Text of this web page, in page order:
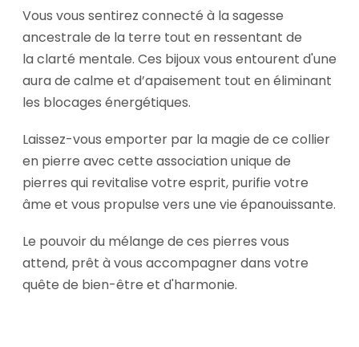
Vous vous sentirez connecté à la sagesse
ancestrale de la terre tout en ressentant de
la clarté mentale. Ces bijoux vous entourent d'une
aura de calme et d’apaisement tout en éliminant
les blocages énergétiques.
Laissez-vous emporter par la magie de ce collier
en pierre avec cette association unique de
pierres qui revitalise votre esprit, purifie votre
âme et vous propulse vers une vie épanouissante.
Le pouvoir du mélange de ces pierres vous
attend, prêt à vous accompagner dans votre
quête de bien-être et d'harmonie.